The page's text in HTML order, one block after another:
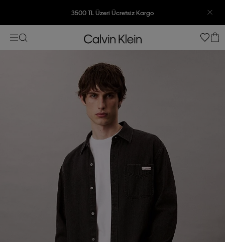
3500 TL Üzeri Ücretsiz Kargo
7500 TL Ve Üzeri Alışverişlerinizde 6 Taksit İmkanı